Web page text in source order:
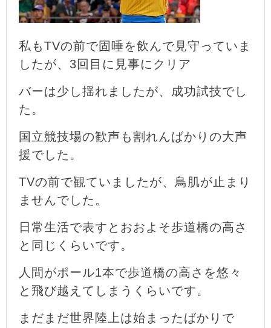
私もTVの前で固唾を飲んで見守っていま
したが、3回目に見事にクリア
バーは少し揺れましたが、成功試技でし
た。
国立競技場の歓声も割れんばかりの大声
援でした。
TVの前で観ていましたが、鳥肌が止まり
ませんでした。
日常生活で表すとおおよそ歩道橋の高さ
と同じくらいです。
人間がポール1本で歩道橋の高さを悠々
と飛び越えてしまうくらいです。
まだまだ世界陸上は始まったばかりで